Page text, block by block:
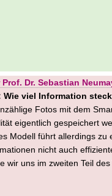
Prof. Dr. Sebastian
Wie viel Information
Fotos mit dem
eigentlich gespeichert
Modell führt allerdings
nicht auch
wir uns im zweiten Teil